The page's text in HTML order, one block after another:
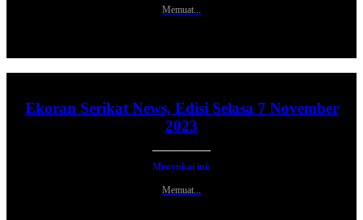
Memuat...
Ekoran Serikat News, Edisi Selasa 7 November
2023
Menyukai ini:
Memuat...